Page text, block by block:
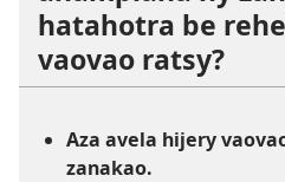
hatahotra be
vaovao ratsy?
Aza avela hijery
zanakao.